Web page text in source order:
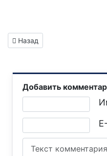
Предыдущий: Газета
Назад
Добавить
Текст комментария